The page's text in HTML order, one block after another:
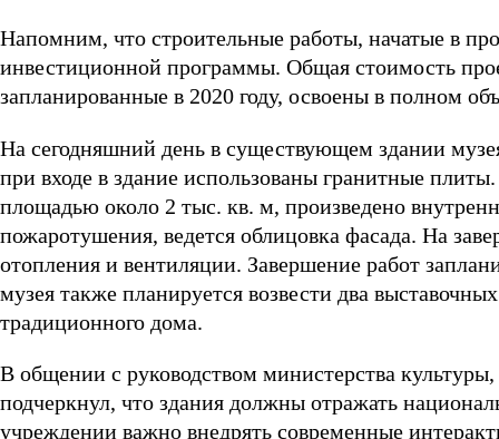
Напомним, что строительные работы, начатые в
инвестиционной программы. Общая стоимость
запланированные в 2020 году, освоены в полном
На сегодняшний день в существующем здании
при входе в здание использованы гранитные
площадью около 2 тыс. кв. м, произведено
пожаротушения, ведется облицовка фасада. На
отопления и вентиляции. Завершение работ
музея также планируется возвести два
традиционного дома.
В общении с руководством министерства
подчеркнул, что здания должны отражать
учреждении важно внедрять современные